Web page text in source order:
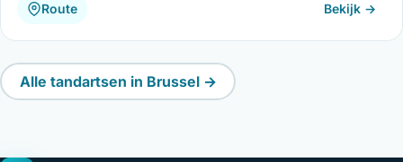
Route Bekijk →
Alle tandartsen in Brussel →